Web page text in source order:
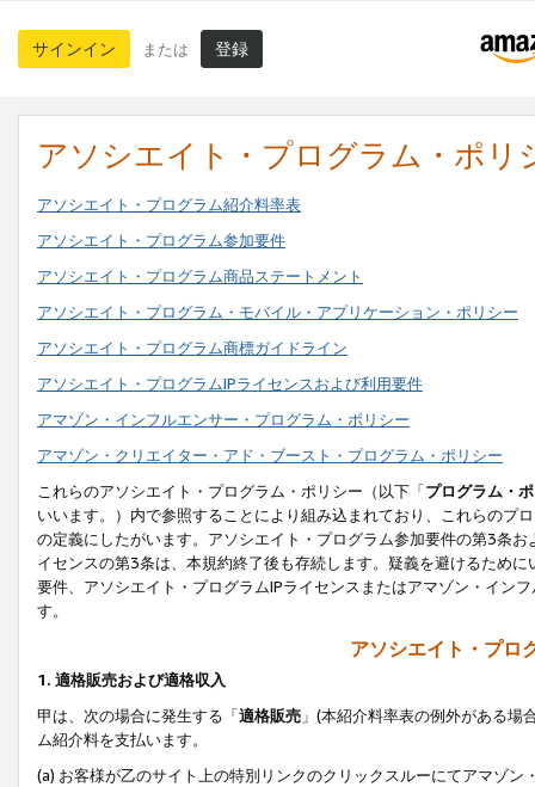
サインイン または 登録
アソシエイト・プログラム・ポリ
アソシエイト・プログラム紹介料率表
アソシエイト・プログラム参加要件
アソシエイト・プログラム商品ステートメント
アソシエイト・プログラム・モバイル・アプリケーション・ポリシー
アソシエイト・プログラム商標ガイドライン
アソシエイト・プログラムIPライセンスおよび利用要件
アマゾン・インフルエンサー・プログラム・ポリシー
アマゾン・クリエイター・アド・ブースト・プログラム・ポリシー
これらのアソシエイト・プログラム・ポリシー（以下「プログラム・
いいます。）内で参照することにより組み込まれており、これらのプ
の定義にしたがいます。アソシエイト・プログラム参加要件の第3条
イセンスの第3条は、本規約終了後も存続します。疑義を避けるため
要件、アソシエイト・プログラムIPライセンスまたはアマゾン・イン
す。
アソシエイト・プロ
1. 適格販売および適格収入
甲は、次の場合に発生する「適格販売 」(本紹介料率表の例外がある
ム紹介料を支払います。
(a) お客様が乙のサイト上の特別リンクのクリックスルーにてアマゾン